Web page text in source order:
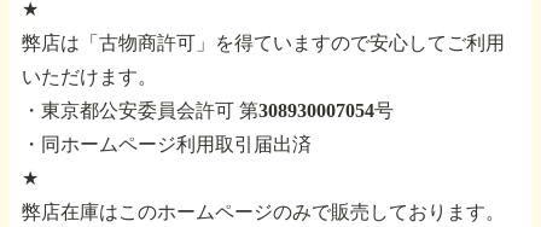
★
弊店は「古物商許可」を得ていますので安心してご利用
いただけます。
・東京都公安委員会許可 第308930007054号
・同ホームページ利用取引届出済
★
弊店在庫はこのホームページのみで販売しております。